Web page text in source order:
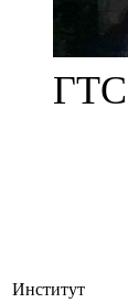
ГТС
Институт